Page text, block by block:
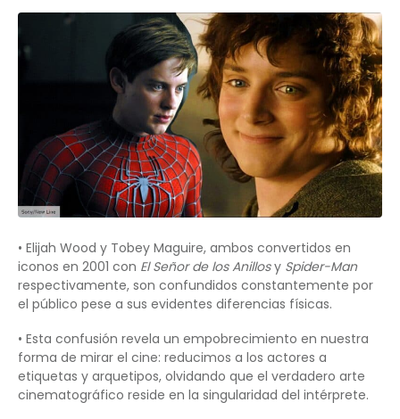
• Elijah Wood y Tobey Maguire, ambos convertidos en
iconos en 2001 con El Señor de los Anillosy Spider-Man
respectivamente, son confundidos constantemente por
el público pese a sus evidentes diferencias físicas.
• Esta confusión revela un empobrecimiento en nuestra
forma de mirar el cine: reducimos a los actores a
etiquetas y arquetipos, olvidando que el verdadero arte
cinematográfico reside en la singularidad del intérprete.